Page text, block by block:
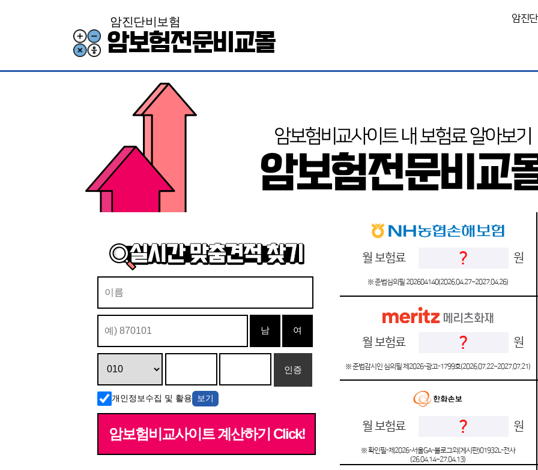
암진단비보험
암보험전문비교몰
암진
남 여
인증
개인정보수집 및 활용 보기
암보험비교사이트 계산하기 Click!
월 보험료 ? 원
※ 준법심의필 202604140(2026.04.27~2027.04.26)
월 보험료 ? 원
※ 준법감시인 심의필 제2026-광고-1799호(2026.07.22~2027.07.21)
월 보험료 ? 원
※ 확인필-제2026-서울GA-블로그외(게시판)01932L-전사
(26.04.14~27.04.13)